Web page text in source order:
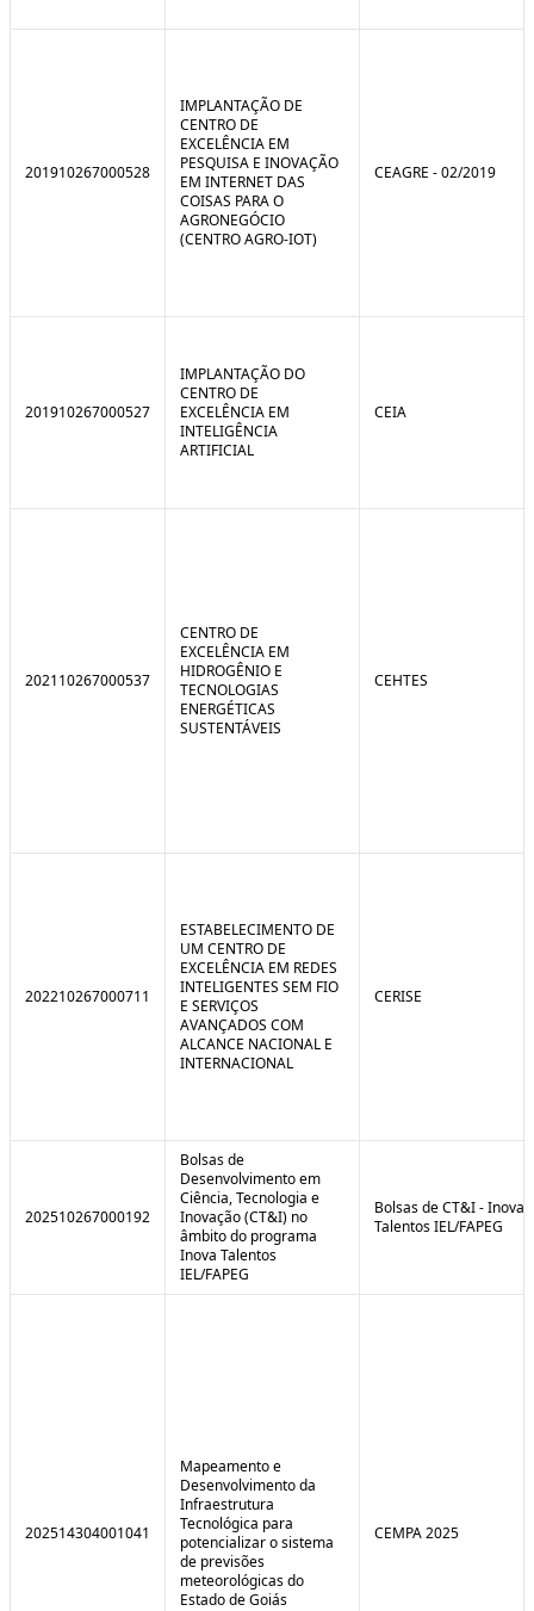
201910267000528
IMPLANTAÇÃO DE
CENTRO DE
EXCELÊNCIA EM
PESQUISA E INOVAÇÃO
EM INTERNET DAS
COISAS PARA O
AGRONEGÓCIO
(CENTRO AGRO-IOT)
CEAGRE - 02/2019
201910267000527
IMPLANTAÇÃO DO
CENTRO DE
EXCELÊNCIA EM
INTELIGÊNCIA
ARTIFICIAL
CEIA
202110267000537
CENTRO DE
EXCELÊNCIA EM
HIDROGÊNIO E
TECNOLOGIAS
ENERGÉTICAS
SUSTENTÁVEIS
CEHTES
202210267000711
ESTABELECIMENTO DE
UM CENTRO DE
EXCELÊNCIA EM REDES
INTELIGENTES SEM FIO
E SERVIÇOS
AVANÇADOS COM
ALCANCE NACIONAL E
INTERNACIONAL
CERISE
202510267000192
Bolsas de
Desenvolvimento em
Ciência, Tecnologia e
Inovação (CT&I) no
âmbito do programa
Inova Talentos
IEL/FAPEG
Bolsas de CT&I - Inova
Talentos IEL/FAPEG
202514304001041
Mapeamento e
Desenvolvimento da
Infraestrutura
Tecnológica para
potencializar o sistema
de previsões
meteorológicas do
Estado de Goiás
CEMPA 2025